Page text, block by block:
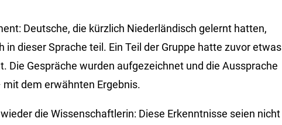
Deutsche, die kürzlich Niederländisch gelernt hatten,
in dieser Sprache teil. Ein Teil der Gruppe hatte zuvor etwas
Die Gespräche wurden aufgezeichnet und die Aussprache
dem erwähnten Ergebnis.
die Wissenschaftlerin: Diese Erkenntnisse seien nicht